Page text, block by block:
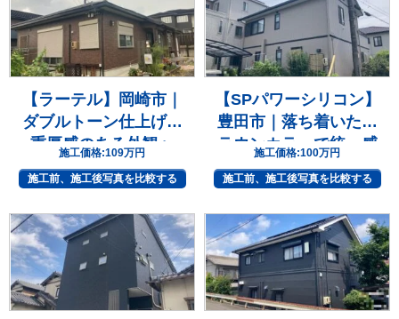
【ラーテル】岡崎市｜
ダブルトーン仕上げで
重厚感のある外観へ
施工価格:109万円
施工前、施工後写真を比較する
【SPパワーシリコン】
豊田市｜落ち着いたブ
ラウンカラーで統一感
のある住まいへ
施工価格:100万円
施工前、施工後写真を比較する